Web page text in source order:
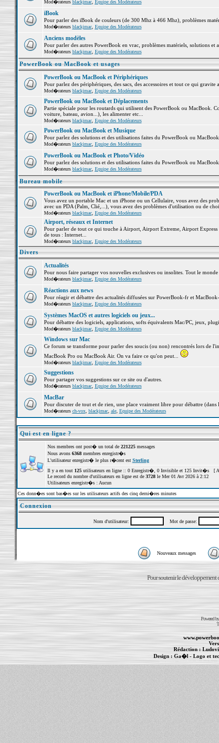
Mod�rateurs blackjmac, Equipe des Modérateurs
iBook
Pour parler des iBook de couleurs (de 300 Mhz à 466 Mhz), problèmes
Mod�rateurs blackjmac, Equipe des Modérateurs
Anciens modèles
Pour parler des autres PowerBook en vrac, problèmes matériels, solutions et
Mod�rateurs blackjmac, Equipe des Modérateurs
PowerBook ou MacBook et usages
PowerBook ou MacBook et Périphériques
Pour parlez des périphériques, des sacs, des accessoires et tout ce qui
Mod�rateurs blackjmac, Equipe des Modérateurs
PowerBook ou MacBook et Déplacements
Partie spéciale pour les routards qui utilisent des PowerBook ou MacBook.
voiture, bateau, avion...), les alimenter etc...
Mod�rateurs blackjmac, Equipe des Modérateurs
PowerBook ou MacBook et Musique
Pour parlez des solutions et des utilisations faites du PowerBook ou
Mod�rateurs blackjmac, Equipe des Modérateurs
PowerBook ou MacBook et Photo/Vidéo
Pour parlez des solutions et des utilisations faites du PowerBook ou
Mod�rateurs blackjmac, Equipe des Modérateurs
Bureau mobile
PowerBook ou MacBook et iPhone/Mobile/PDA
Vous avez un portable Mac et un iPhone ou un Cellulaire, vous avez des
avec un PDA (Palm, Clié,...), vous avez des problèmes d'utilisation ou de
Mod�rateurs blackjmac, Equipe des Modérateurs
Airport, réseaux et Internet
Pour parler de tout ce qui touche à Airport, Airport Extreme, Airport
de tous : Internet...
Mod�rateurs blackjmac, Equipe des Modérateurs
Divers
Actualités
Pour nous faire partager vos nouvelles exclusives ou insolites. Tout le
Mod�rateurs blackjmac, Equipe des Modérateurs
Réactions aux news
Pour réagir et débattre des actualités diffusées sur PowerBook-fr et
Mod�rateurs blackjmac, Equipe des Modérateurs
Systèmes MacOS et autres logiciels ou jeux...
Pour débattre des logiciels, applications, softs équivalents Mac/PC, jeux,
Mod�rateurs blackjmac, Equipe des Modérateurs
Windows sur Mac
Ce forum se transforme pour parler des soucis (ou non) rencontrés lors de
MacBook Pro ou MacBook Air. On va faire ce qu'on peut...
Mod�rateurs blackjmac, Equipe des Modérateurs
Suggestions
Pour partager vos suggestions sur ce site ou d'autres.
Mod�rateurs blackjmac, Equipe des Modérateurs
MacBar
Pour discuter de tout et de rien, une place vraiment libre pour débattre (dans
Mod�rateurs ch-vox, blackjmac, ale, Equipe des Modérateurs
Qui est en ligne ?
Nos membres ont post� un total de 221225messages
Nous avons 6368membres enregistr�s
L'utilisateur enregistr� le plus r�cent est Sterling
Il y a en tout 125utilisateurs en ligne :: 0 Enregistr�, 0 Invisible et 125 Invit�s [
Le record du nombre d'utilisateurs en ligne est de 3728le Mer 01 Avr 2026 à 2:12
Utilisateurs enregistr�s : Aucun
Ces donn�es sont bas�es sur les utilisateurs actifs des cinq derni�res minutes
Connexion
Nom d'utilisateur: Mot de passe:
Nouveaux messages
Pour soutenir le développement
Powered
Rédaction :
Design : Ga�l- Logo et